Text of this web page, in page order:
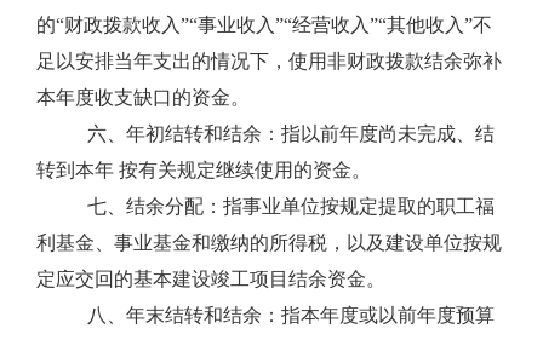
的“财政拨款收入”“事业收入”“经营收入”“其他收入”不
足以安排当年支出的情况下，使用非财政拨款结余弥补
本年度收支缺口的资金。
六、年初结转和结余：指以前年度尚未完成、结
转到本年 按有关规定继续使用的资金。
七、结余分配：指事业单位按规定提取的职工福
利基金、事业基金和缴纳的所得税，以及建设单位按规
定应交回的基本建设竣工项目结余资金。
八、年末结转和结余：指本年度或以前年度预算